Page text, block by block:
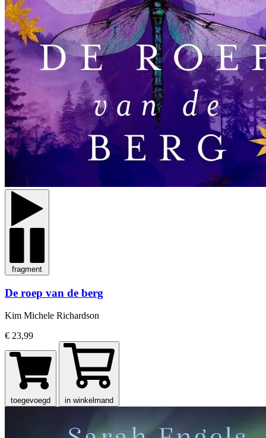
fragment
De roep van de berg
Kim Michele Richardson
€ 23,99
toegevoegd in winkelmand